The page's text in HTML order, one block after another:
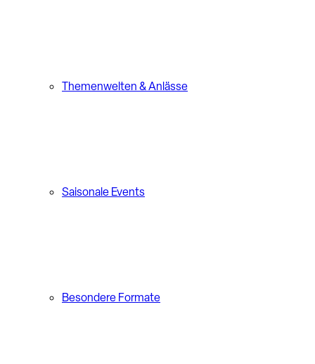
Themenwelten & Anlässe
Saisonale Events
Besondere Formate